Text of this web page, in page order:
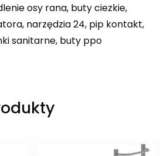
osy rana, buty ciezkie,
narzędzia 24, pip kontakt,
sanitarne, buty ppo